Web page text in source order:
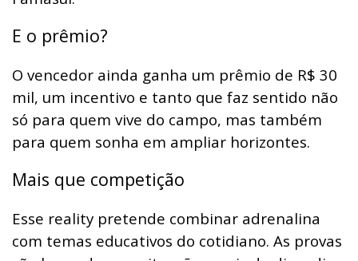
E o prêmio?
O vencedor ainda ganha um prêmio de R$ 30
mil, um incentivo e tanto que faz sentido não
só para quem vive do campo, mas também
para quem sonha em ampliar horizontes.
Mais que competição
Esse reality pretende combinar adrenalina
com temas educativos do cotidiano. As provas